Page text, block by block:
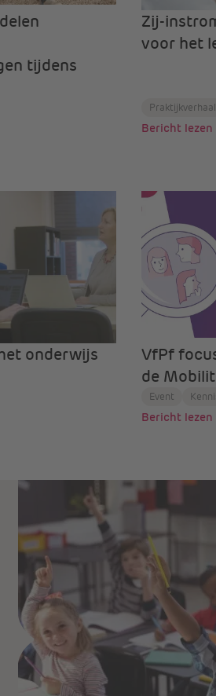
tijdens
Zij-
voor het
Praktijkverhaal
Bericht lezen
onderwijs
VfPf
de
Event
Bericht lezen